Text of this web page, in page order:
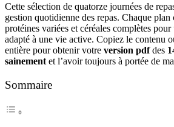
Cette sélection de quatorze journées de repas équilibrés facilite la
gestion quotidienne des repas. Chaque
protéines variées et céréales complètes
adapté à une vie active. Copiez le contenu
entière pour obtenir votre version pdfdes
sainement et l’avoir toujours à portée de
Sommaire